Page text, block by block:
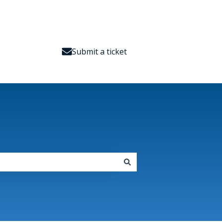
Submit a ticket